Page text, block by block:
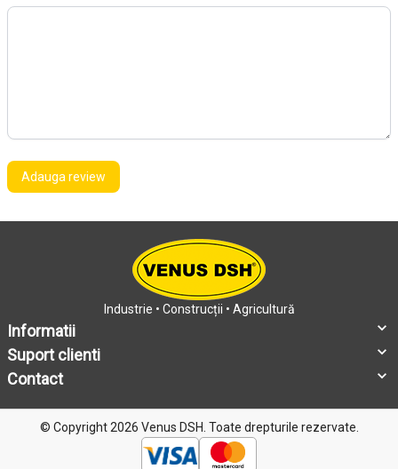
Adauga review
Industrie • Construcții • Agricultură
Informatii
Suport clienti
Contact
© Copyright 2026 Venus DSH. Toate drepturile rezervate.